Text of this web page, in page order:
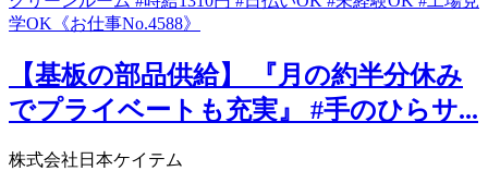
【基板の部品供給】 『月の約半分休み
でプライベートも充実』 #手のひらサ...
株式会社日本ケイテム